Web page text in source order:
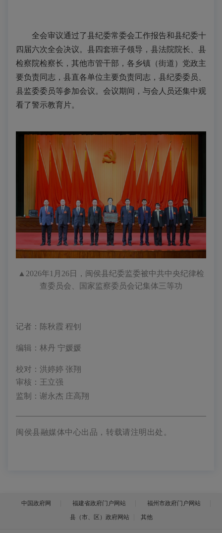
全会审议通过了县纪委常委会工作报告和县纪委十
四届六次全会决议。县四套班子领导，县法院院长、县
检察院检察长，其他市管干部，各乡镇（街道）党政主
要负责同志，县直各单位主要负责同志，县纪委委员、
县监委委员等参加会议。会议期间，与会人员还集中观
看了警示教育片。
▲2026年1月26日，闽侯县纪委监委被中共中央纪律检
查委员会、国家监察委员会记集体三等功
记者：陈秋霞 程钊
编辑：林丹 宁媛媛
校对：洪婷婷 张翔
审核：王立强
监制：谢永杰 庄高翔
闽侯县融媒体中心出品，转载请注明出处。
中国政府网 福建省政府门户网站
福州市政府门户网站
县（市、区）政府网站
其他